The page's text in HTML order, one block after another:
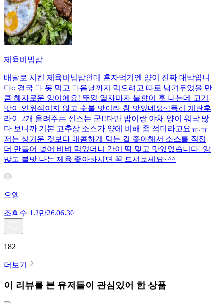
제육비빔밥
배달로 시킨 제육비빔밥인데 혼자먹기엔 양이 진짜 대박입니
다;; 결국 다 못 먹고 다음날까지 먹으려고 따로 남겨두었을 만
큼 혜자로운 양이에요! 뚜껑 열자마자 불향이 훅 나는데 고기
맛이 인위적이지 않고 숯불 맛이라 참 맛있네요~!특히 계란후
라이 2개 올려주는 센스는 굳!! ​다만 밥이랑 야채 양이 워낙 많
다 보니까 기본 고추장 소스가 양에 비해 좀 적더라고요ㅠ.ㅠ
저는 싱거운 것보다 매콤하게 먹는 걸 좋아해서 소스를 직접
더 만들어 넣어 비벼 먹었더니 간이 딱 맞고 맛있었습니다! 양
많고 불맛 나는 제육 좋아하시면 꼭 드셔보세요~^^
으앵
조회수 1.2만26.06.30
182
더보기
이 리뷰를 본 유저들이 관심있어 한 상품